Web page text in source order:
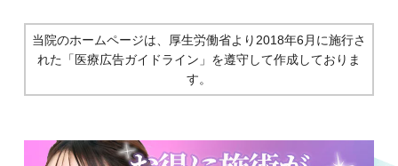
当院のホームページは、厚生労働省より2018年6月に施行さ
れた 「医療広告ガイドライン」を遵守して作成しておりま
す。